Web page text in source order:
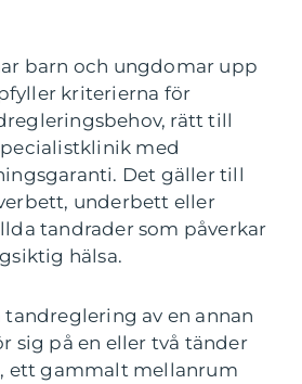
barn och ungdomar upp
kriterierna för
rätt till
med
Det gäller till
underbett eller
tandrader som påverkar
hälsa.
tandreglering av en annan
sig på en eller två tänder
ett gammalt mellanrum